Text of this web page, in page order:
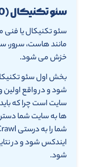
سئو تکنیکال (Technical SEO):
سئو تکنیکال یا
مانند هاست،
خزش می شود.
بخش اول سئو
شود و در واقع اولین
سایت است چرا که
ها به سایت شما
ایندکس شود و در
شود.